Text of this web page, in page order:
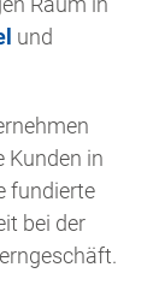
und
Kunden in
fundierte
bei der